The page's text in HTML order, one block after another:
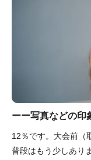
ーー写真などの印
12％です。大会前（
普段はもう少しあり